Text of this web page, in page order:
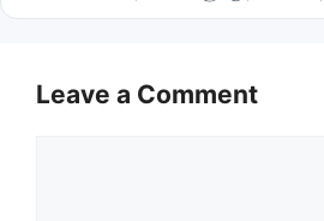
Leave a Comment